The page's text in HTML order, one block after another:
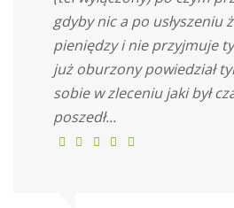
gdyby nic a po usłyszeniu
pieniędzy i nie przyjmuje
już oburzony powiedział
sobie w zleceniu jaki był
poszedł...